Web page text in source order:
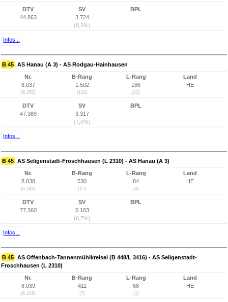
DTV
44.863
SV
3.724
(8,3%)
BPL
Infos...
B 45 AS Hanau (A 3) - AS Rodgau-Hainhausen
Nr.
8.037
(6.250)
B-Rang
1.502
(122)
L-Rang
186
(22)
Land
HE
DTV
47.389
SV
3.317
(7,0%)
BPL
Infos...
B 45 AS Seligenstadt-Froschhausen (L 2310) - AS Hanau (A 3)
Nr.
8.038
(6.249)
B-Rang
530
(17)
L-Rang
84
(4)
Land
HE
DTV
77.360
SV
5.183
(6,7%)
BPL
Infos...
B 45 AS Offenbach-Tannenmühlkreisel (B 448/L 3416) - AS Seligenstadt-
Froschhausen (L 2310)
Nr.
8.039
(6.248)
B-Rang
411
(7)
L-Rang
68
(1)
Land
HE